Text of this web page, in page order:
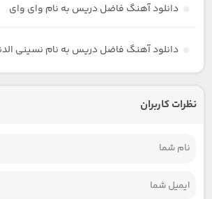
دانلود آهنگ فاضل دریس به نام وای وای
دانلود آهنگ فاضل دریس به نام نسینی
نظرات کاربران